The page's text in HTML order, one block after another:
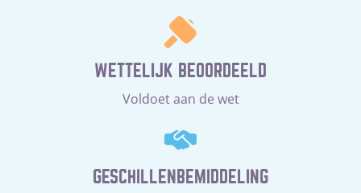
WETTELIJK BEOORDEELD
Voldoet aan de wet
GESCHILLENBEMIDDELING